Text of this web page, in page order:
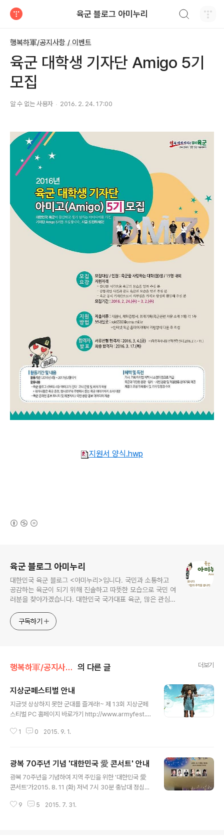
육군 블로그 아미누리
행복하軍/공지사항 / 이벤트
육군 대학생 기자단 Amigo 5기
모집
알 수 없는 사용자 2016. 2. 24. 17:00
지원서 양식.hwp
육군 블로그 아미누리
대한민국 육군 블로그 <아미누리>입니다. 국민과 소통하고
공감하는 육군이 되기 위해 진솔하고 따뜻한 모습으로 국민 여
러분을 찾아가겠습니다. 대한민국 국가대표 육군, 많은 관심과
구독하기
행복하軍/공지사항 / 이벤트 의 다른 글 더보기
지상군페스티벌 안내
지금껏 상상하지 못한 군대를 즐겨라!~ 제 13회 지상군페
스티벌 PC 홈페이지 바로가기 http://www.armyfest.o
http://m.armyfest.or.kr
1 0 2015. 9. 1.
광복 70주년 기념 '대한민국 愛 콘서트' 안내
광복 70주년을 기념하여 지역 주민을 위한 '대한민국 愛
콘서트'가2015. 8. 11 (화) 저녁 7시 30분 충남대 정심화
혜, 테너 이정원의 성악협연과그룹 JYJ멤버 김재중, 아웃
9 5 2015. 7. 31.